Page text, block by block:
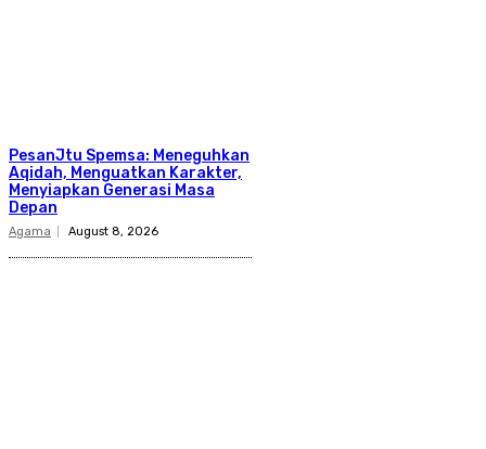
PesanJtu Spemsa: Meneguhkan
Aqidah, Menguatkan Karakter,
Menyiapkan Generasi Masa
Depan
Agama August 8, 2026